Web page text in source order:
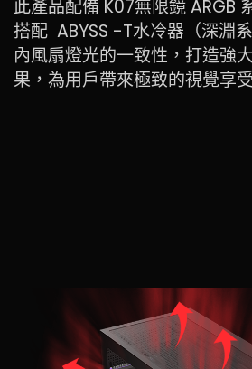
此產品配備 K07無限鏡 ARGB
搭配 ABYSS -T水冷器（深淵
內風扇燈光的一致性，打造強
果，為用戶帶來極致的視覺享